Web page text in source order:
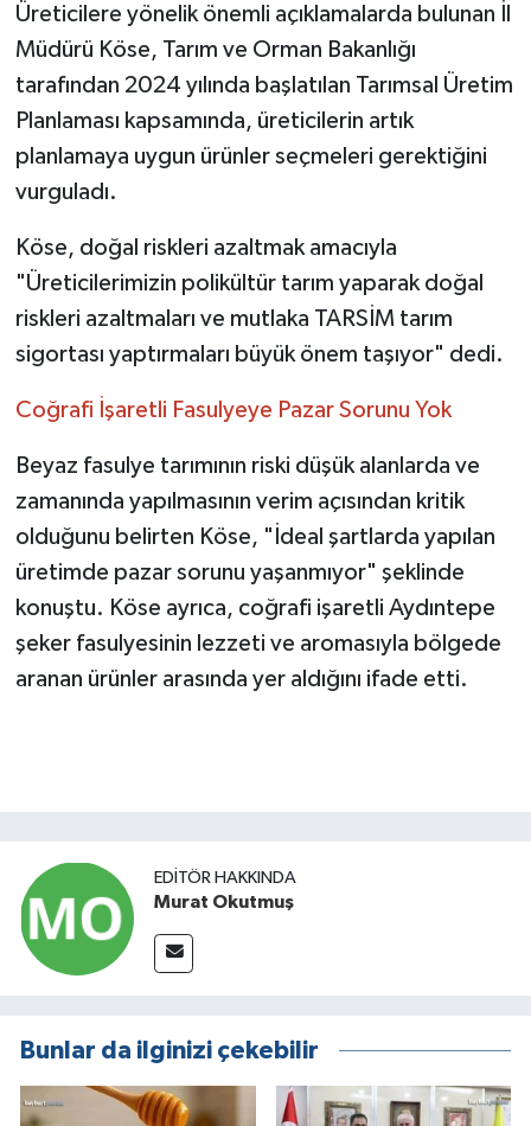
Üreticilere yönelik önemli açıklamalarda bulunan İl
Müdürü Köse, Tarım ve Orman Bakanlığı
tarafından 2024 yılında başlatılan Tarımsal Üretim
Planlaması kapsamında, üreticilerin artık
planlamaya uygun ürünler seçmeleri gerektiğini
vurguladı.
Köse, doğal riskleri azaltmak amacıyla
"Üreticilerimizin polikültür tarım yaparak doğal
riskleri azaltmaları ve mutlaka TARSİM tarım
sigortası yaptırmaları büyük önem taşıyor" dedi.
Coğrafi İşaretli Fasulyeye Pazar Sorunu Yok
Beyaz fasulye tarımının riski düşük alanlarda ve
zamanında yapılmasının verim açısından kritik
olduğunu belirten Köse, "İdeal şartlarda yapılan
üretimde pazar sorunu yaşanmıyor" şeklinde
konuştu. Köse ayrıca, coğrafi işaretli Aydıntepe
şeker fasulyesinin lezzeti ve aromasıyla bölgede
aranan ürünler arasında yer aldığını ifade etti.
EDITÖR HAKKINDA
Murat Okutmuş
Bunlar da ilginizi çekebilir